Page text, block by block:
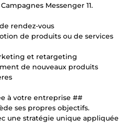
Messenger 11.
rendez-vous
de produits ou de services
et retargeting
de nouveaux produits
à votre entreprise ##
ses propres objectifs.
une stratégie unique appliquée